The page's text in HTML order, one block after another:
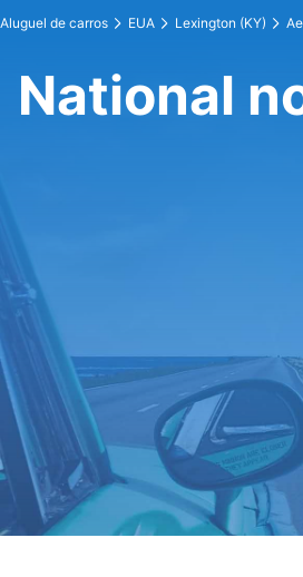
Aluguel de carros EUA Lexington (KY)
National